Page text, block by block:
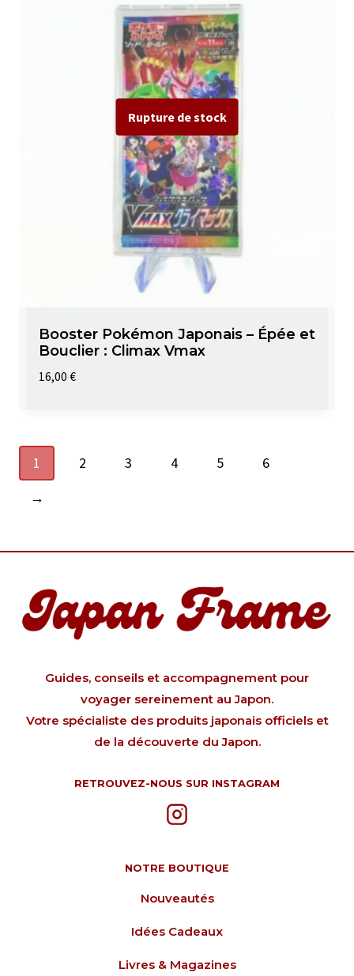
Booster Pokémon Japonais – Épée et
Bouclier : Climax Vmax
16,00 €
1 2 3 4 5
6
→
Guides, conseils et accompagnement pour
voyager sereinement au Japon.
Votre spécialiste des produits japonais officiels et
de la découverte du Japon.
RETROUVEZ-NOUS SUR INSTAGRAM
NOTRE BOUTIQUE
Nouveautés
Idées Cadeaux
Livres & Magazines